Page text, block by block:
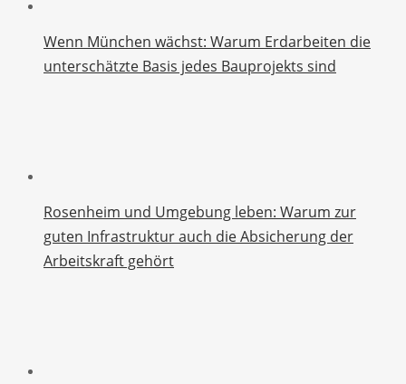
Wenn München wächst: Warum Erdarbeiten die
unterschätzte Basis jedes Bauprojekts sind
Rosenheim und Umgebung leben: Warum zur
guten Infrastruktur auch die Absicherung der
Arbeitskraft gehört